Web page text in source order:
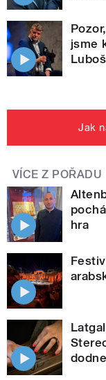
jsme
Jak
VÍCE Z POŘADU
hra